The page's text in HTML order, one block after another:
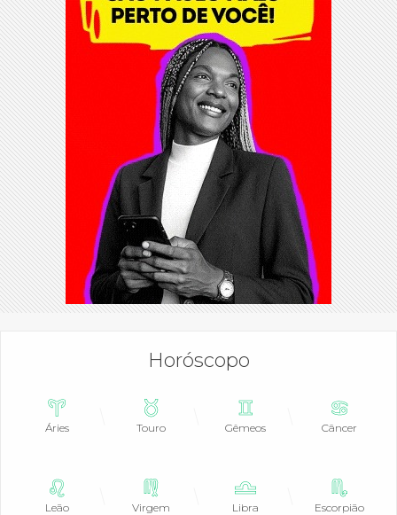
Horóscopo
Áries Touro Gêmeos Câncer
Leão Virgem Libra Escorpião